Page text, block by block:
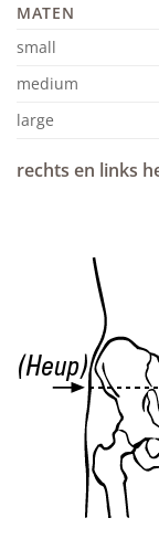
MATEN
small
medium
large
rechts en links